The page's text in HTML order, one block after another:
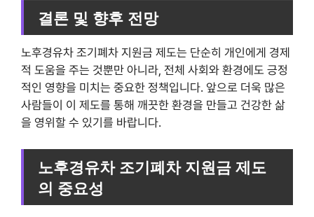
결론 및 향후 전망
노후경유차 조기폐차 지원금 제도는 단순히 개인에게 경제
적 도움을 주는 것뿐만 아니라, 전체 사회와 환경에도 긍정
적인 영향을 미치는 중요한 정책입니다. 앞으로 더욱 많은
사람들이 이 제도를 통해 깨끗한 환경을 만들고 건강한 삶
을 영위할 수 있기를 바랍니다.
노후경유차 조기폐차 지원금 제도
의 중요성